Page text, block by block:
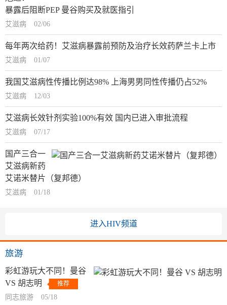
暴露后阻断PEP 曼谷购买及就医指引
艾滋病 02/06
每年两次给药！艾滋病暴露前预防及治疗长效药萨兰卡上市
艾滋病 01/07
我国艾滋病性传播比例达98% 上海男男同性传播仍占52%
艾滋病 12/03
艾滋病长效针剂实验100%有效 国内已进入审批流程
艾滋病 07/17
国产三合一
艾滋病新药
艾诺米替片（复邦德）
艾滋病 01/18
进入HIV频道
旅游
彩虹游玩大不同！曼谷
VS 胡志明
推荐
同志旅游 05/18